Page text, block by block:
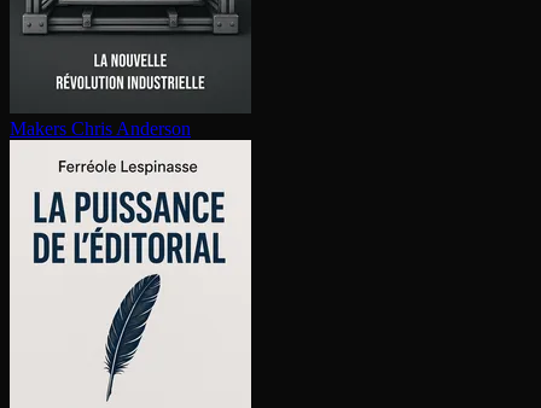
Makers Chris Anderson